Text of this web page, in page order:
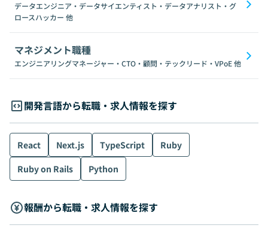
データエンジニア・データサイエンティスト・データアナリスト・グ
ロースハッカー 他
マネジメント職種
エンジニアリングマネージャー・CTO・顧問・テックリード・VPoE他
開発言語から転職・求人情報を探す
React Next.js TypeScript
Ruby
Ruby on Rails
Python
報酬から転職・求人情報を探す